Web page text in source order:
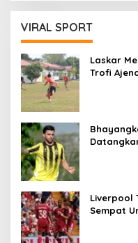
VIRAL SPORT
Laskar
Trofi
Liverpool
Sempat